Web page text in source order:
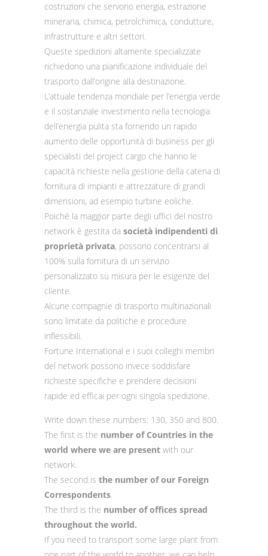
costruzioni che servono energia, estrazione
mineraria, chimica, petrolchimica, condutture,
infrastrutture e altri settori.
Queste spedizioni altamente specializzate
richiedono una pianificazione individuale del
trasporto dall’origine alla destinazione.
L’attuale tendenza mondiale per l’energia verde
e il sostanziale investimento nella tecnologia
dell’energia pulita sta fornendo un rapido
aumento delle opportunità di business per gli
specialisti del project cargo che hanno le
capacità richieste nella gestione della catena di
fornitura di impianti e attrezzature di grandi
dimensioni, ad esempio turbine eoliche.
Poiché la maggior parte degli uffici del nostro
network è gestita da società indipendenti di
proprietà privata, possono concentrarsi al
100% sulla fornitura di un servizio
personalizzato su misura per le esigenze del
cliente.
Alcune compagnie di trasporto multinazionali
sono limitate da politiche e procedure
inflessibili.
Fortune International e i suoi colleghi membri
del network possono invece soddisfare
richieste specifiche e prendere decisioni
rapide ed efficai per ogni singola spedizione.
Write down these numbers: 130, 350 and 800.
The first is the number of Countries in the
world where we are present with our
network.
The second is the number of our Foreign
Correspondents
The third is the number of offices spread
throughout the world.
If you need to transport some large plant from